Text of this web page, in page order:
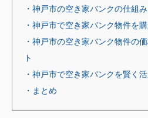
・神戸市の空き家バンクの仕組
・神戸市で空き家バンク物件を
・神戸市の空き家バンク物件の
ト
・神戸市で空き家バンクを賢く
・まとめ